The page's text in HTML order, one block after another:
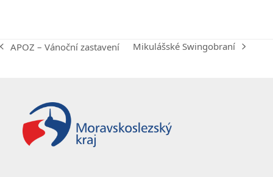
previous
APOZ – Vánoční zastavení
next
Mikulášské Swingobraní